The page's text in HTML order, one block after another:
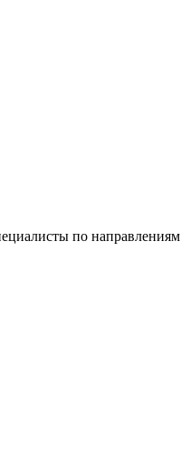
по направлениям